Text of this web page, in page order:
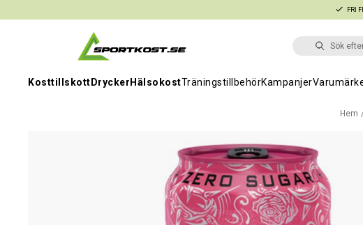
FRI
KosttillskottDryckerHälsokostTräningstillbehörKampanjer
Hem